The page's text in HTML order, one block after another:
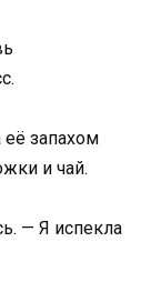
запахом
и чай.
— Я испекла